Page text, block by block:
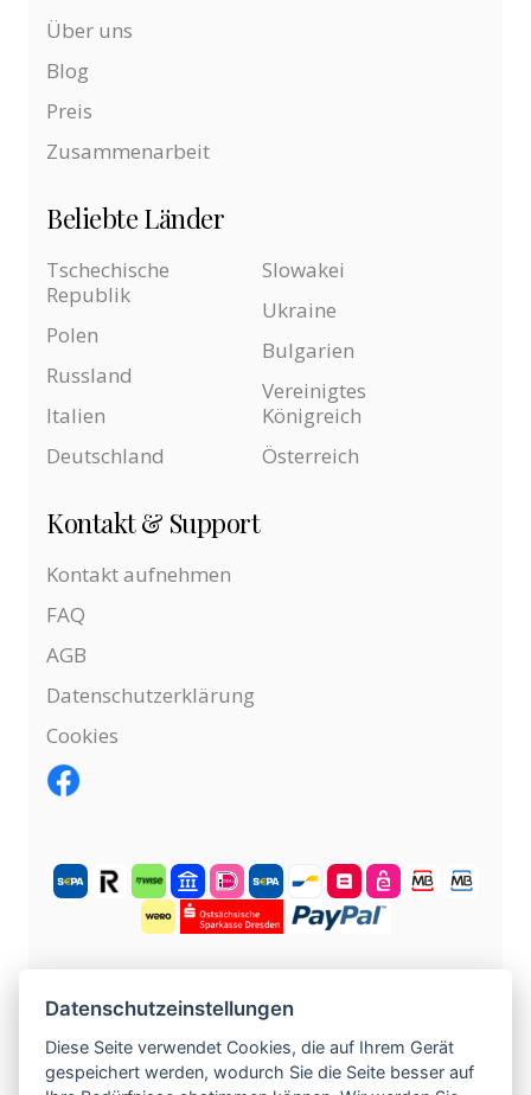
Über uns
Blog
Preis
Zusammenarbeit
Beliebte Länder
Tschechische
Republik
Polen
Russland
Italien
Deutschland
Slowakei
Ukraine
Bulgarien
Vereinigtes
Königreich
Österreich
Kontakt & Support
Kontakt aufnehmen
FAQ
AGB
Datenschutzerklärung
Cookies
©2004 -2026tschechische-traumfrauen.de.
KOSTENLOS ANMELDEN
Datenschutzeinstellungen
Diese Seite verwendet Cookies, die auf Ihrem Gerät
gespeichert werden, wodurch Sie die Seite besser auf